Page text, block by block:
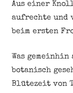
Aus einer
aufrechte und
beim ersten
Was
botanisch
Blütezeit von